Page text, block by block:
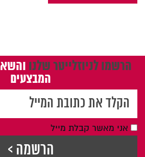
הרשמו לניוזלייטר שלנו
המבצעים
אני מאשר קבלת מייל